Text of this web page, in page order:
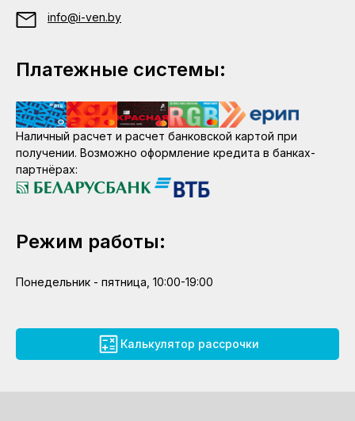
info@i-ven.by
Платежные системы:
Наличный расчет и расчет банковской картой при
получении. Возможно оформление кредита в банках-
партнёрах:
Режим работы:
Понедельник - пятница, 10:00-19:00
Калькулятор рассрочки